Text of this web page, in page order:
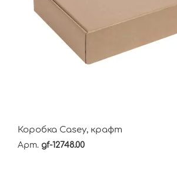
Коробка Casey, крафт
Арт. gf-12748.00